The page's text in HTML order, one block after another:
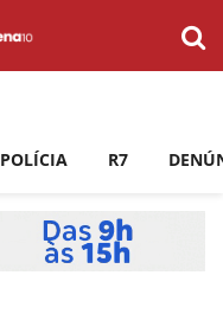
POLÍCIA R7